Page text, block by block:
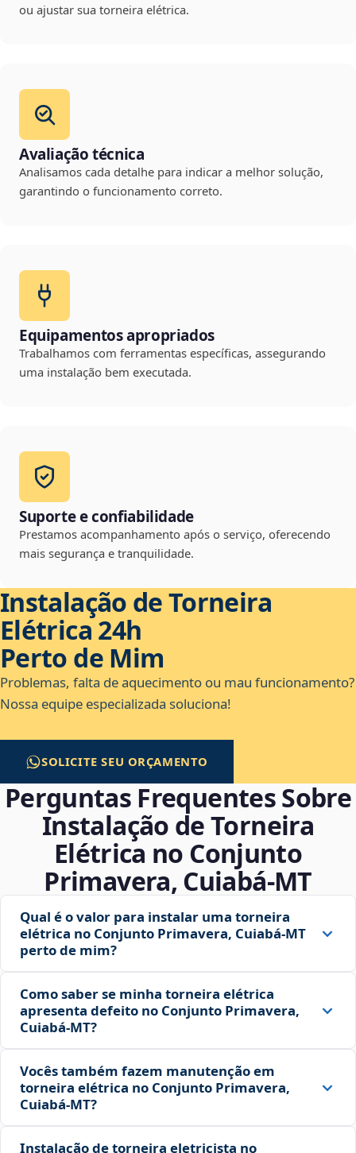
ou ajustar sua torneira elétrica.
Avaliação técnica
Analisamos cada detalhe para indicar a melhor solução,
garantindo o funcionamento correto.
Equipamentos apropriados
Trabalhamos com ferramentas específicas, assegurando
uma instalação bem executada.
Suporte e confiabilidade
Prestamos acompanhamento após o serviço, oferecendo
mais segurança e tranquilidade.
Instalação de Torneira
Elétrica 24h
Perto de Mim
Problemas, falta de aquecimento ou mau funcionamento?
Nossa equipe especializada soluciona!
SOLICITE SEU ORÇAMENTO
Perguntas Frequentes Sobre
Instalação de Torneira
Elétrica no Conjunto
Primavera, Cuiabá‑MT
Qual é o valor para instalar uma torneira
elétrica no Conjunto Primavera, Cuiabá‑MT
perto de mim?
Como saber se minha torneira elétrica
apresenta defeito no Conjunto Primavera,
Cuiabá‑MT?
Vocês também fazem manutenção em
torneira elétrica no Conjunto Primavera,
Cuiabá‑MT?
Instalação de torneira eletricista no